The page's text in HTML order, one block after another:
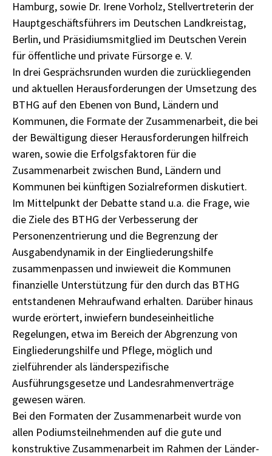
Hamburg, sowie Dr. Irene Vorholz, Stellvertreterin der
Hauptgeschäftsführers im Deutschen Landkreistag,
Berlin, und Präsidiumsmitglied im Deutschen Verein
für öffentliche und private Fürsorge e. V.
In drei Gesprächsrunden wurden die zurückliegenden
und aktuellen Herausforderungen der Umsetzung des
BTHG auf den Ebenen von Bund, Ländern und
Kommunen, die Formate der Zusammenarbeit, die bei
der Bewältigung dieser Herausforderungen hilfreich
waren, sowie die Erfolgsfaktoren für die
Zusammenarbeit zwischen Bund, Ländern und
Kommunen bei künftigen Sozialreformen diskutiert.
Im Mittelpunkt der Debatte stand u.a. die Frage, wie
die Ziele des BTHG der Verbesserung der
Personenzentrierung und die Begrenzung der
Ausgabendynamik in der Eingliederungshilfe
zusammenpassen und inwieweit die Kommunen
finanzielle Unterstützung für den durch das BTHG
entstandenen Mehraufwand erhalten. Darüber hinaus
wurde erörtert, inwiefern bundeseinheitliche
Regelungen, etwa im Bereich der Abgrenzung von
Eingliederungshilfe und Pflege, möglich und
zielführender als länderspezifische
Ausführungsgesetze und Landesrahmenverträge
gewesen wären.
Bei den Formaten der Zusammenarbeit wurde von
allen Podiumsteilnehmenden auf die gute und
konstruktive Zusammenarbeit im Rahmen der Länder-